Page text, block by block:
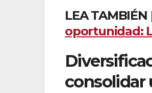
LEA TAMBIÉN
oportunidad:
consolidar